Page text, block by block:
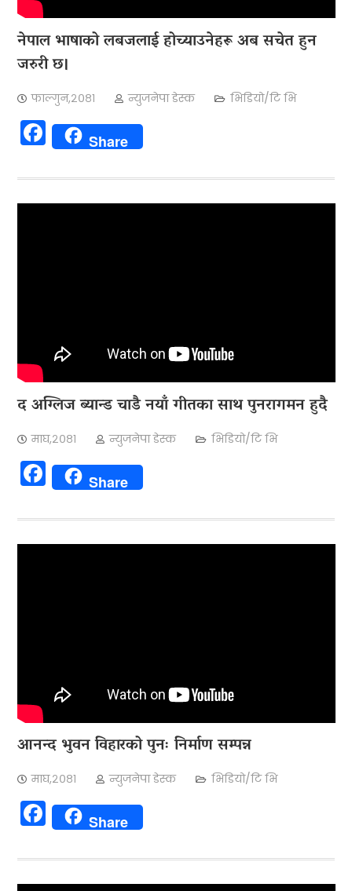
नेपाल भाषाको लबजलाई होच्याउनेहरू अब सचेत हुन
जरुरी छ।
फाल्गुन,२०८१ न्युजनेपा डेस्क भिडियो/टि भि
Facebook
Share
द अग्लिज ब्यान्ड चाडै नयाँ गीतका साथ पुनरागमन हुदै
माघ,२०८१ न्युजनेपा डेस्क भिडियो/टि भि
Facebook
Share
आनन्द भुवन विहारको पुनः निर्माण सम्पन्न
माघ,२०८१ न्युजनेपा डेस्क भिडियो/टि भि
Facebook
Share